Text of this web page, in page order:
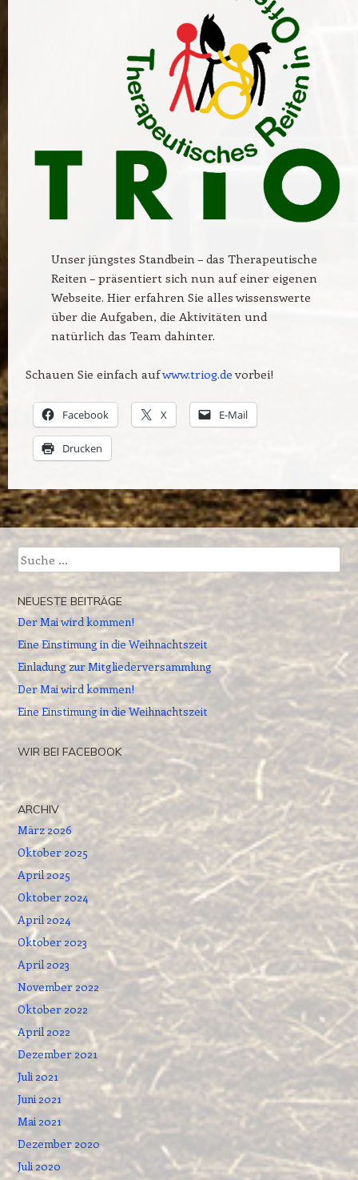
Unser jüngstes Standbein – das Therapeutische
Reiten – präsentiert sich nun auf einer eigenen
Webseite. Hier erfahren Sie alles wissenswerte
über die Aufgaben, die Aktivitäten und
natürlich das Team dahinter.
Schauen Sie einfach aufwww.triog.devorbei!
Facebook X E-Mail
Drucken
Beitrags-Navigation
Suche
NEUESTE BEITRÄGE
Der Mai wird kommen!
Eine Einstimung in die Weihnachtszeit
Einladung zur Mitgliederversammlung
Der Mai wird kommen!
Eine Einstimung in die Weihnachtszeit
WIR BEI FACEBOOK
ARCHIV
März 2026
Oktober 2025
April 2025
Oktober 2024
April 2024
Oktober 2023
April 2023
November 2022
Oktober 2022
April 2022
Dezember 2021
Juli 2021
Juni 2021
Mai 2021
Dezember 2020
Juli 2020